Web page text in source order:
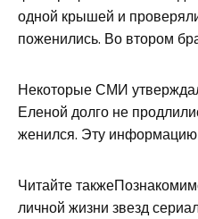
одной крышей и
поженились. Во втором
Некоторые СМИ
Еленой долго не
женился. Эту информацию
Читайте
личной жизни звезд